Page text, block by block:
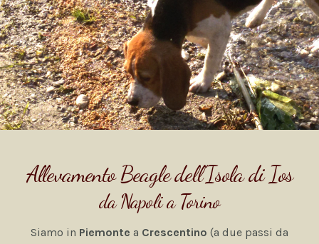
Allevamento Beagle dell’Isola di Ios
da Napoli a Torino
Siamo in Piemonte a Crescentino (a due passi da